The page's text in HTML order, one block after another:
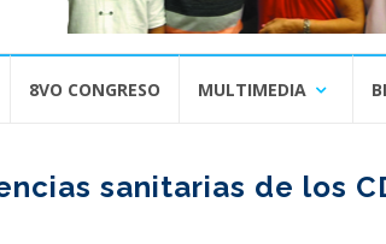
8VO CONGRESO MULTIMEDIA
sanitarias de los